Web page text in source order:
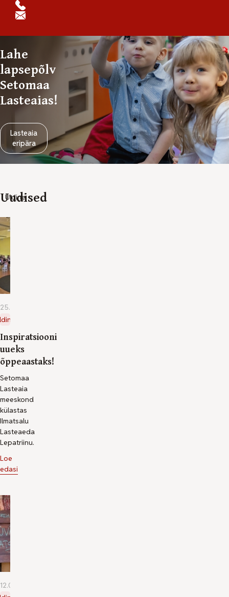
Lahe
lapsepõlv
Setomaa
Lasteaias!
Lasteaia
eripära
Uudised
Üldine
25.06.2026
Inspiratsiooni
uueks
õppeaastaks!
Setomaa
Lasteaia
meeskond
külastas
Ilmatsalu
Lasteaeda
Lepatriinu.
Loe
edasi
12.06.2026